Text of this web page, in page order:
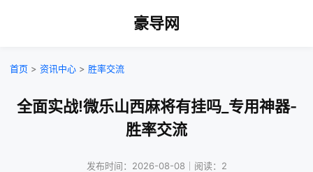
豪导网
首页 > 资讯中心 > 胜率交流
全面实战!微乐山西麻将有挂吗_专用神器-
胜率交流
发布时间：2026-08-08｜阅读：2